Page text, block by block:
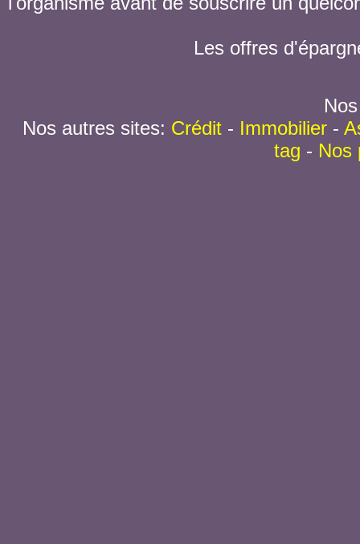
Les offres
Nos autres sites: Crédit- Immobilier-
tag - Nos